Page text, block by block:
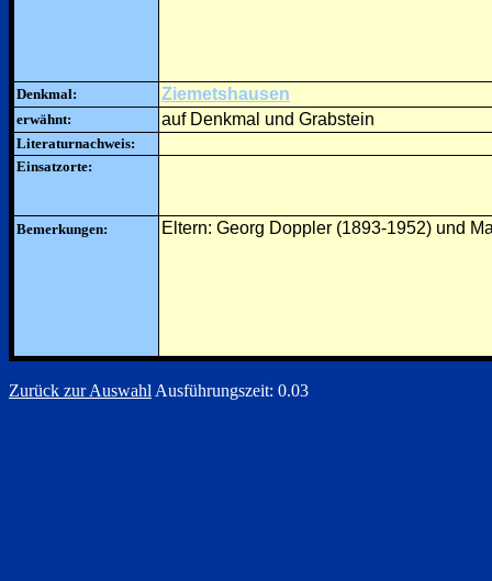
Denkmal: Ziemetshausen
erwähnt: auf Denkmal und Grabstein
Literaturnachweis:
Einsatzorte:
Bemerkungen: Eltern: Georg Doppler (1893-1952) und
Zurück zur Auswahl Ausführungszeit: 0.03